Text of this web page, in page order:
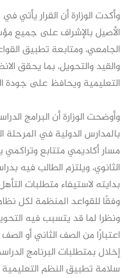
وأكدت الوزارة أن القرار يأتي
الأصيل بالإشراف على جميع
الجامعي، ومتابعة تطبيق
والقيد والتحويل، بما يحقق
التعليمية ويحافظ على جودة
وأوضحت الوزارة أن البرامج
بالمدارس الدولية في المرحلة
مسار أكاديمي متتابع وتراكمي
الثانوي، ويلتزم الطالب فيه
بدايته لاستيفاء متطلبات
وفقًا للقواعد المنظمة لكل
ونظرا لما قد يتسبب فيه
اعتبارًا من الصف الثاني أو الصف
إخلال بمتطلبات البرنامج
سلامة تطبيق النظم